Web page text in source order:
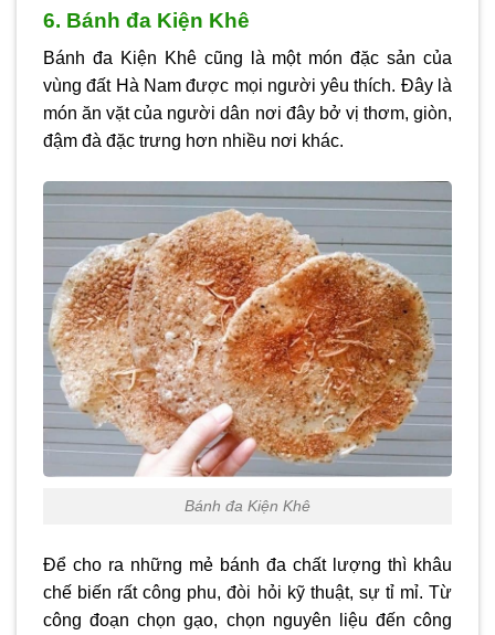
6. Bánh đa Kiện Khê
Bánh đa Kiện Khê cũng là một món đặc sản của
vùng đất Hà Nam được mọi người yêu thích. Đây là
món ăn vặt của người dân nơi đây bở vị thơm, giòn,
đậm đà đặc trưng hơn nhiều nơi khác.
Bánh đa Kiện Khê
Để cho ra những mẻ bánh đa chất lượng thì khâu
chế biến rất công phu, đòi hỏi kỹ thuật, sự tỉ mỉ. Từ
công đoạn chọn gạo, chọn nguyên liệu đến công